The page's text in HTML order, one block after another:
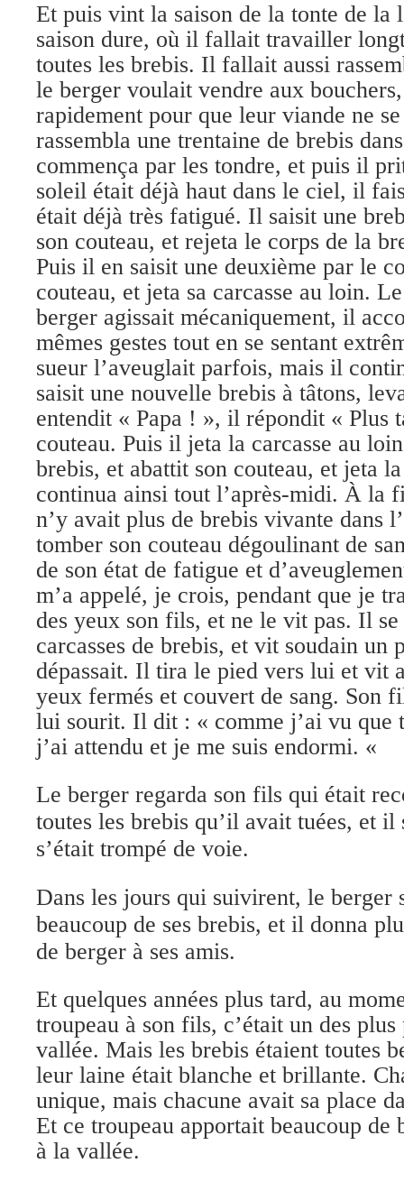
Et puis vint la saison de la tonte de la
saison dure, où il fallait travailler
toutes les brebis. Il fallait aussi
le berger voulait vendre aux
rapidement pour que leur viande ne
rassembla une trentaine de brebis
commença par les tondre, et puis il
soleil était déjà haut dans le ciel, il
était déjà très fatigué. Il saisit une
son couteau, et rejeta le corps de la
Puis il en saisit une deuxième par le
couteau, et jeta sa carcasse au loin.
berger agissait mécaniquement, il
mêmes gestes tout en se sentant
sueur l’aveuglait parfois, mais il
saisit une nouvelle brebis à tâtons,
entendit « Papa ! », il répondit « Plus
couteau. Puis il jeta la carcasse au
brebis, et abattit son couteau, et jeta
continua ainsi tout l’après-midi. À la
n’y avait plus de brebis vivante dans
tomber son couteau dégoulinant de
de son état de fatigue et
m’a appelé, je crois, pendant que je
des yeux son fils, et ne le vit pas. Il
carcasses de brebis, et vit soudain un
dépassait. Il tira le pied vers lui et vit
yeux fermés et couvert de sang. Son
lui sourit. Il dit : « comme j’ai vu que
j’ai attendu et je me suis endormi. «
Le berger regarda son fils qui était
toutes les brebis qu’il avait tuées, et
s’était trompé de voie.
Dans les jours qui suivirent, le berger
beaucoup de ses brebis, et il donna
de berger à ses amis.
Et quelques années plus tard, au
troupeau à son fils, c’était un des
vallée. Mais les brebis étaient toutes
leur laine était blanche et brillante.
unique, mais chacune avait sa place
Et ce troupeau apportait beaucoup de
à la vallée.